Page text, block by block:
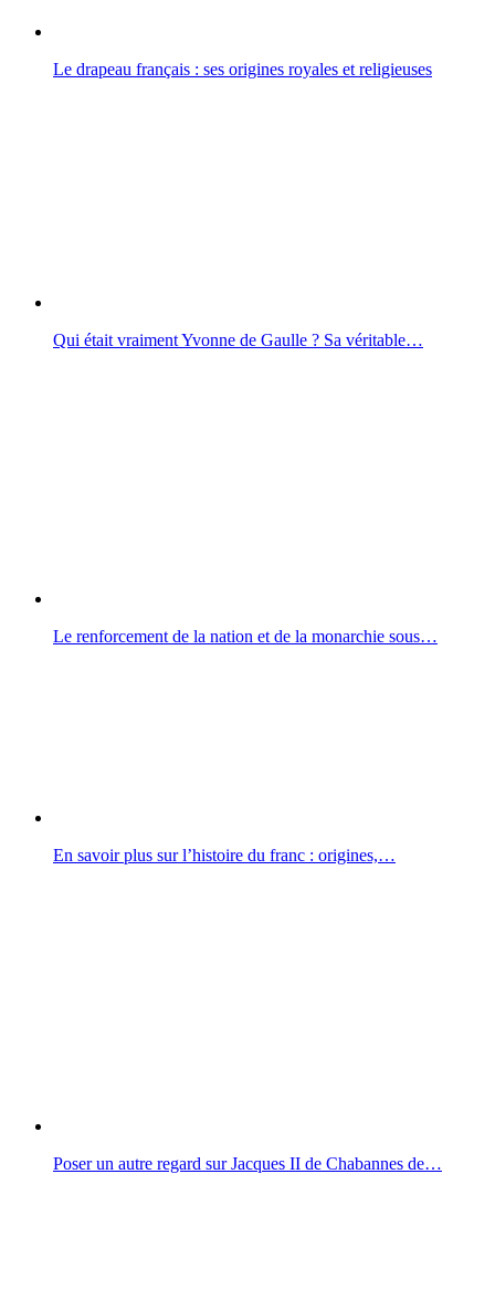
Le drapeau français : ses origines royales et religieuses
Qui était vraiment Yvonne de Gaulle ? Sa véritable…
Le renforcement de la nation et de la monarchie sous…
En savoir plus sur l’histoire du franc : origines,…
Poser un autre regard sur Jacques II de Chabannes de…